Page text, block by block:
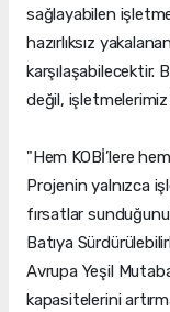
sağlayabilen
hazırlıksız
karşılaşabilecektir.
değil,
"Hem KOBİ’lere
Projenin yalnızca
fırsatlar
Batıya
Avrupa Yeşil
kapasitelerini